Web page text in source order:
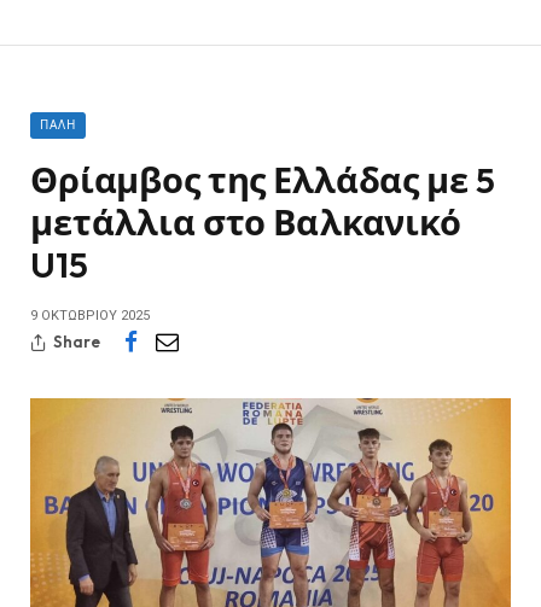
ΠΆΛΗ
Θρίαμβος της Ελλάδας με 5
μετάλλια στο Βαλκανικό
U15
9 ΟΚΤΩΒΡΊΟΥ 2025
Share